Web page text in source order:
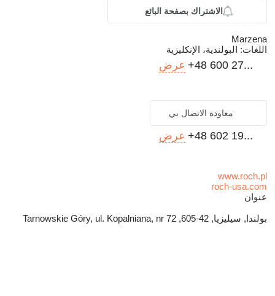
الاشتراك بصفحة البائع
Marzena
اللغات: البولندية، الإنكليزية
+48 600 27... عرض
معاودة الاتصال بي
+48 602 19... عرض
www.roch.pl
roch-usa.com
عنوان
بولندا, سيليزيا, 42-605, Tarnowskie Góry, ul. Kopalniana, nr 72